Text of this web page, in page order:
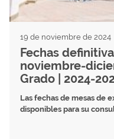
19 de noviembre de 2024
Fechas
noviembre-
Grado | 2024-
Las fechas de mesas de
disponibles para su